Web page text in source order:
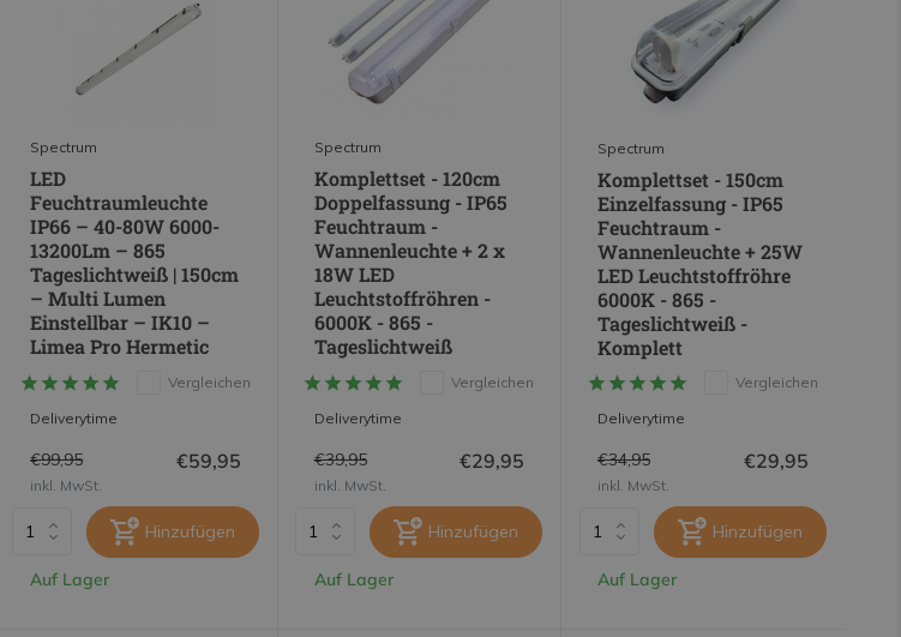
Spectrum
LED
Feuchtraumleuchte
IP66 – 40-80W 6000-
13200Lm – 865
Tageslichtweiß | 150cm
– Multi Lumen
Einstellbar – IK10 –
Limea Pro Hermetic
Vergleichen
Deliverytime
€99,95 €59,95
inkl. MwSt.
Hinzufügen
Auf Lager
Spectrum
Komplettset - 120cm
Doppelfassung - IP65
Feuchtraum -
Wannenleuchte + 2 x
18W LED
Leuchtstoffröhren -
6000K - 865 -
Tageslichtweiß
Vergleichen
Deliverytime
€39,95 €29,95
inkl. MwSt.
Hinzufügen
Auf Lager
Spectrum
Komplettset - 150cm
Einzelfassung - IP65
Feuchtraum -
Wannenleuchte + 25W
LED Leuchtstoffröhre
6000K - 865 -
Tageslichtweiß -
Komplett
Vergleichen
Deliverytime
€34,95 €29,95
inkl. MwSt.
Hinzufügen
Auf Lager